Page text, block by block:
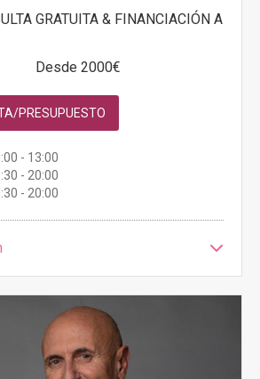
GRATUITA & FINANCIACIÓN A
Desde 2000€
PRESUPUESTO
- 13:00
- 20:00
- 20:00